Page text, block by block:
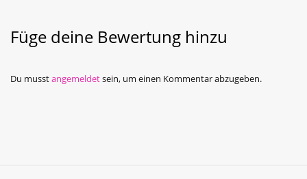
Füge deine Bewertung hinzu
Du musstangemeldetsein, um einen Kommentar abzugeben.